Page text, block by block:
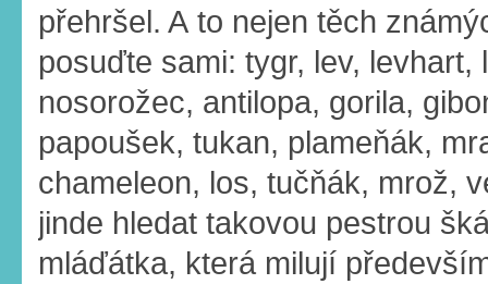
přehršel. A to nejen těch
posuďte sami: tygr, lev,
nosorožec, antilopa, gorila,
papoušek, tukan, plameňák,
chameleon, los, tučňák, mrož,
jinde hledat takovou pestrou
mláďátka, která milují